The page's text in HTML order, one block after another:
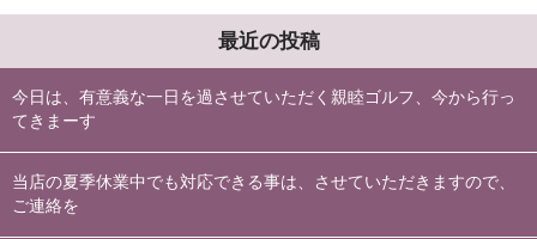
最近の投稿
今日は、有意義な一日を過させていただく親睦ゴルフ、今から行っ
てきまーす
当店の夏季休業中でも対応できる事は、させていただきますので、
ご連絡を